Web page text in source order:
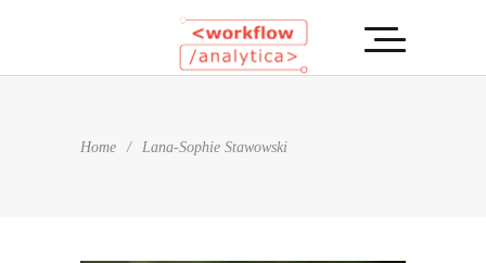
Home / Lana-Sophie Stawowski